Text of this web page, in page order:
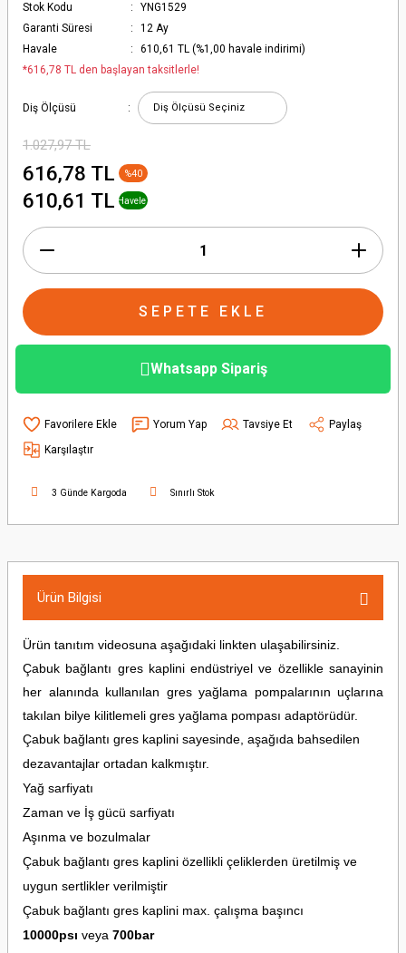
Stok Kodu
YNG1529
Garanti Süresi
12 Ay
Havale
610,61 TL (%1,00 havale indirimi)
*616,78 TL den başlayan taksitlerle!
Diş Ölçüsü
1.027,97 TL
616,78 TL %40
610,61 TL Havele
SEPETE EKLE
Whatsapp Sipariş
Yorum Yap Tavsiye Et
Paylaş
Karşılaştır
3 Günde Kargoda Sınırlı Stok
Ürün Bilgisi
Ürün tanıtım videosuna aşağıdaki linkten ulaşabilirsiniz.
Çabuk bağlantı gres kaplini endüstriyel ve özellikle sanayinin
her alanında kullanılan gres yağlama pompalarının uçlarına
takılan bilye kilitlemeli gres yağlama pompası adaptörüdür.
Çabuk bağlantı gres kaplini sayesinde, aşağıda bahsedilen
dezavantajlar ortadan kalkmıştır.
Yağ sarfiyatı
Zaman ve İş gücü sarfiyatı
Aşınma ve bozulmalar
Çabuk bağlantı gres kaplini özellikli çeliklerden üretilmiş ve
uygun sertlikler verilmiştir
Çabuk bağlantı gres kaplini max. çalışma başıncı
10000psı veya 700bar